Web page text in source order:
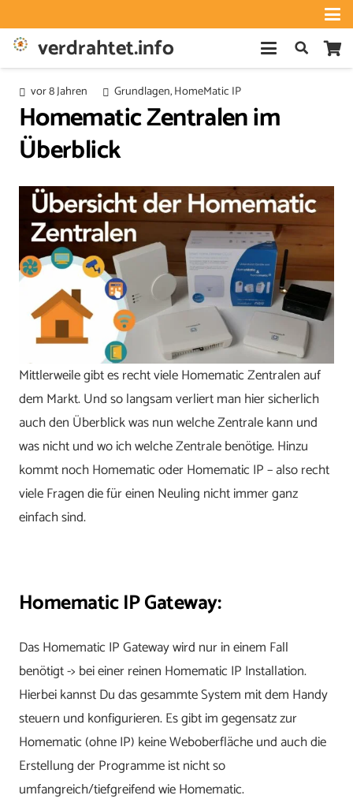
verdrahtet.info
vor 8 Jahren Grundlagen,HomeMatic IP
Homematic Zentralen im
Überblick
Mittlerweile gibt es recht viele Homematic Zentralen auf
dem Markt. Und so langsam verliert man hier sicherlich
auch den Überblick was nun welche Zentrale kann und
was nicht und wo ich welche Zentrale benötige. Hinzu
kommt noch Homematic oder Homematic IP – also recht
viele Fragen die für einen Neuling nicht immer ganz
einfach sind.
Homematic IP Gateway:
Das Homematic IP Gateway wird nur in einem Fall
benötigt -> bei einer reinen Homematic IP Installation.
Hierbei kannst Du das gesammte System mit dem Handy
steuern und konfigurieren. Es gibt im gegensatz zur
Homematic (ohne IP) keine Weboberfläche und auch die
Erstellung der Programme ist nicht so
umfangreich/tiefgreifend wie Homematic.